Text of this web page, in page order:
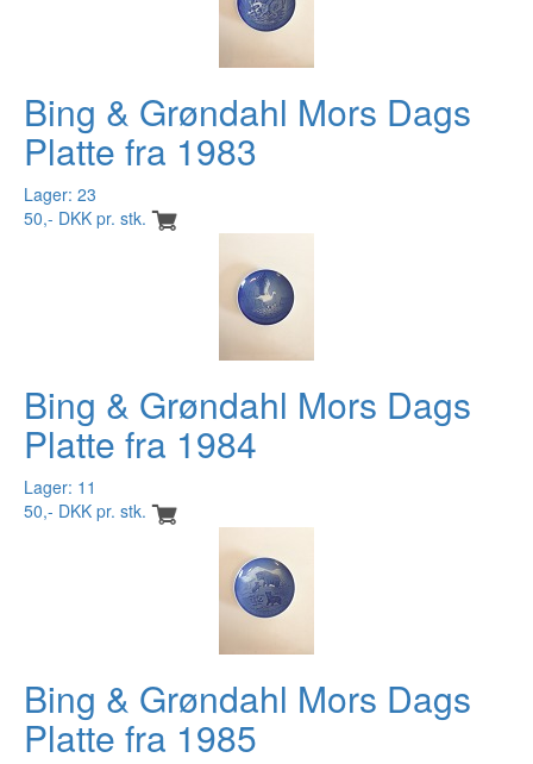
Bing & Grøndahl Mors Dags
Platte fra 1983
Lager: 23
50,- DKK pr. stk.
Bing & Grøndahl Mors Dags
Platte fra 1984
Lager: 11
50,- DKK pr. stk.
Bing & Grøndahl Mors Dags
Platte fra 1985